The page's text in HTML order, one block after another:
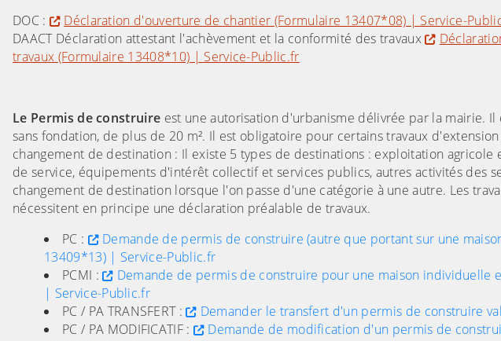
DOC :
Déclaration d'ouverture de chantier (Formulaire 13407*08) | Service-
DAACT Déclaration attestant l'achèvement et la conformité des travaux
travaux (Formulaire 13408*10) | Service-Public.fr
Le Permis de construire est une autorisation d'urbanisme délivrée par la mairie.
sans fondation, de plus de 20 m². Il est obligatoire pour certains travaux
changement de destination : Il existe 5 types de destinations : exploitation
de service, équipements d'intérêt collectif et services publics, autres activités des
changement de destination lorsque l'on passe d'une catégorie à une autre. Les
nécessitent en principe une déclaration préalable de travaux.
PC :
Demande de permis de construire (autre que portant sur une
13409*13) | Service-Public.fr
PCMI :
Demande de permis de construire pour une maison individuelle
| Service-Public.fr
PC / PA TRANSFERT :
Demander le transfert d'un permis de construire
PC / PA MODIFICATIF :
Demande de modification d'un permis de